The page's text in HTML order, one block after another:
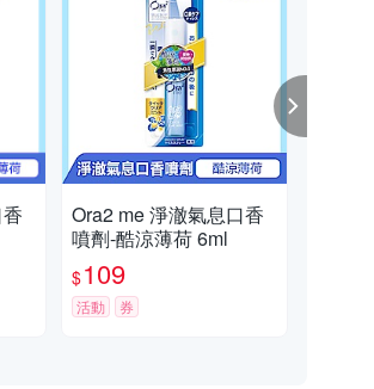
Ora2 me 淨澈氣息口香
噴劑-酷涼薄荷 6ml
$109
活動 券